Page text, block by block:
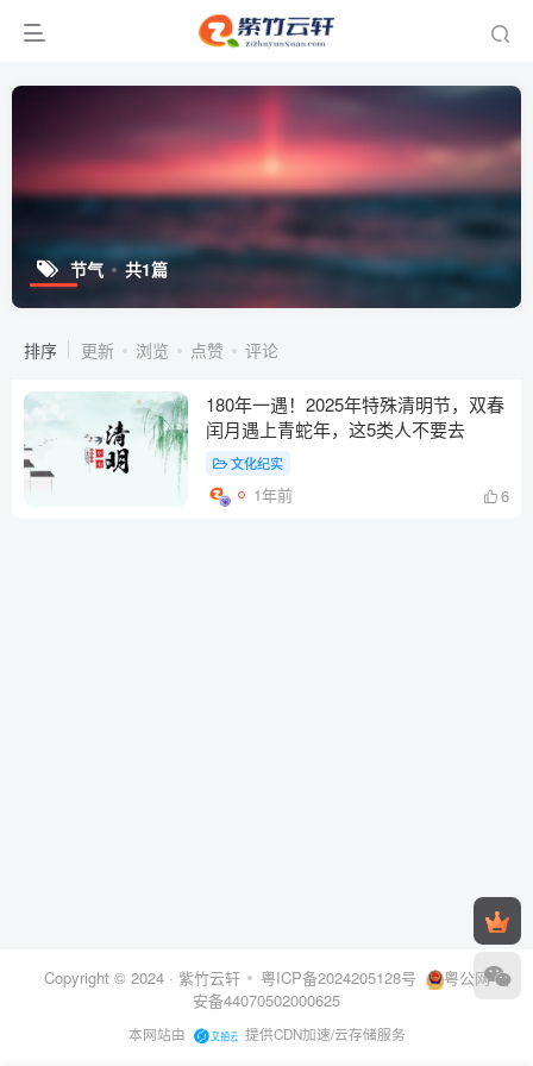
节气 共1篇
排序 更新 浏览 点赞 评论
180年一遇！2025年特殊清明节，双春
闰月遇上青蛇年，这5类人不要去
文化纪实
1年前 6
Copyright © 2024 · 紫竹云轩 粤ICP备2024205128号
粤公网
安备44070502000625
本网站由 提供CDN加速/云存储服务